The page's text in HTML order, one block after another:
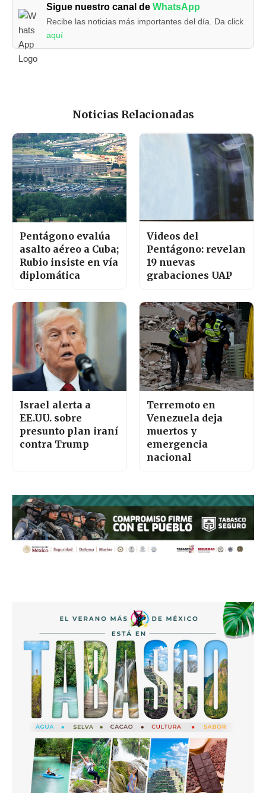
Sigue nuestro canal deWhatsApp
Recibe las noticias más importantes del día. Da click
aquí
Noticias Relacionadas
Pentágono evalúa
asalto aéreo a Cuba;
Rubio insiste en vía
diplomática
Videos del
Pentágono: revelan
19 nuevas
grabaciones UAP
Israel alerta a
EE.UU. sobre
presunto plan iraní
contra Trump
Terremoto en
Venezuela deja
muertos y
emergencia
nacional